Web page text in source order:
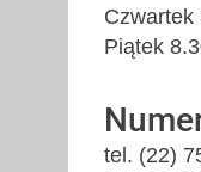
Czwartek
Piątek
tel. (22)